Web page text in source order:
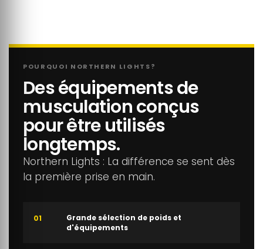
POURQUOI NORTHERN LIGHTS?
Des équipements de
musculation conçus
pour être utilisés
longtemps.
Northern Lights : La différence se sent dès
la première prise en main.
01
Grande sélection de poids et
d'équipements